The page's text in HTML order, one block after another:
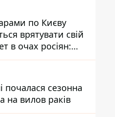
по Києву
врятувати свій
в очах росіян:
перебуває під
News
почалася сезонна
на вилов раків